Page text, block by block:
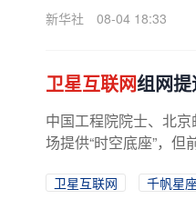
新华社
08-04 18:33
卫星互联网组网
中国工程院院士、北京
场提供“时空底座”，但
卫星互联网 千帆星